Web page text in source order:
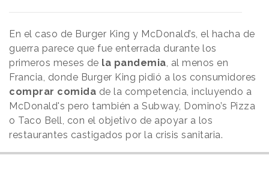
En el caso de Burger King y McDonald’s, el hacha de
guerra parece que fue enterrada durante los
primeros meses de la pandemia, al menos en
Francia, donde Burger King pidió a los consumidores
comprar comida de la competencia, incluyendo a
McDonald's pero también a Subway, Domino’s Pizza
o Taco Bell, con el objetivo de apoyar a los
restaurantes castigados por la crisis sanitaria.